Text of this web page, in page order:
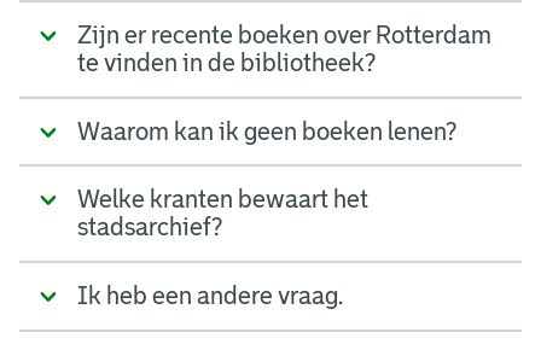
Zijn er recente boeken over Rotterdam
te vinden in de bibliotheek?
Waarom kan ik geen boeken lenen?
Welke kranten bewaart het
stadsarchief?
Ik heb een andere vraag.